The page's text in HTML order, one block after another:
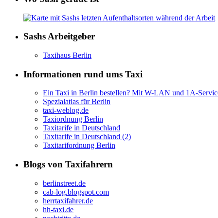
Sashs Arbeitgeber
Taxihaus Berlin
Informationen rund ums Taxi
Ein Taxi in Berlin bestellen? Mit W-LAN und 1A-
Spezialatlas für Berlin
taxi-weblog.de
Taxiordnung Berlin
Taxitarife in Deutschland
Taxitarife in Deutschland (2)
Taxitarifordnung Berlin
Blogs von Taxifahrern
berlinstreet.de
cab-log.blogspot.com
herrtaxifahrer.de
hh-taxi.de